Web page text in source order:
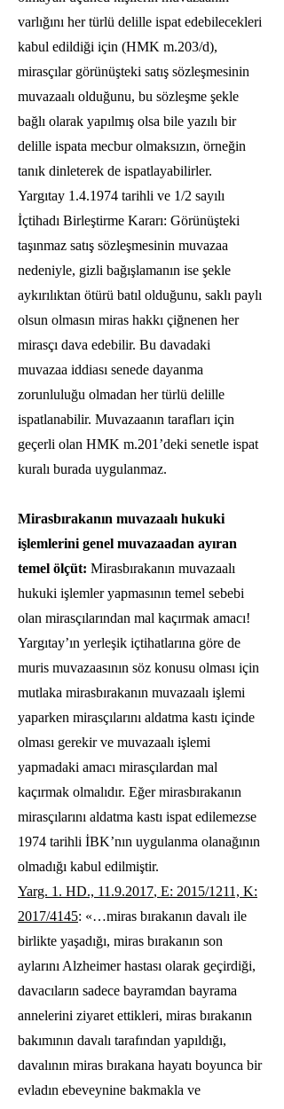
varlığını her türlü delille ispat edebilecekleri
kabul edildiği için (HMK m.203/d),
mirasçılar görünüşteki satış sözleşmesinin
muvazaalı olduğunu, bu sözleşme şekle
bağlı olarak yapılmış olsa bile yazılı bir
delille ispata mecbur olmaksızın, örneğin
tanık dinleterek de ispatlayabilirler.
Yargıtay 1.4.1974 tarihli ve 1/2 sayılı
İçtihadı Birleştirme Kararı: Görünüşteki
taşınmaz satış sözleşmesinin muvazaa
nedeniyle, gizli bağışlamanın ise şekle
aykırılıktan ötürü batıl olduğunu, saklı paylı
olsun olmasın miras hakkı çiğnenen her
mirasçı dava edebilir. Bu davadaki
muvazaa iddiası senede dayanma
zorunluluğu olmadan her türlü delille
ispatlanabilir. Muvazaanın tarafları için
geçerli olan HMK m.201’deki senetle ispat
kuralı burada uygulanmaz.
Mirasbırakanın muvazaalı hukuki
işlemlerini genel muvazaadan ayıran
temel ölçüt: Mirasbırakanın muvazaalı
hukuki işlemler yapmasının temel sebebi
olan mirasçılarından mal kaçırmak amacı!
Yargıtay’ın yerleşik içtihatlarına göre de
muris muvazaasının söz konusu olması için
mutlaka mirasbırakanın muvazaalı işlemi
yaparken mirasçılarını aldatma kastı içinde
olması gerekir ve muvazaalı işlemi
yapmadaki amacı mirasçılardan mal
kaçırmak olmalıdır. Eğer mirasbırakanın
mirasçılarını aldatma kastı ispat edilemezse
1974 tarihli İBK’nın uygulanma olanağının
olmadığı kabul edilmiştir.
Yarg. 1. HD., 11.9.2017, E: 2015/1211, K:
2017/4145: «…miras bırakanın davalı ile
birlikte yaşadığı, miras bırakanın son
aylarını Alzheimer hastası olarak geçirdiği,
davacıların sadece bayramdan bayrama
annelerini ziyaret ettikleri, miras bırakanın
bakımının davalı tarafından yapıldığı,
davalının miras bırakana hayatı boyunca bir
evladın ebeveynine bakmakla ve